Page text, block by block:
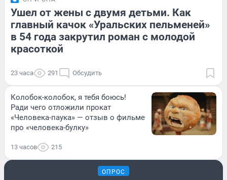
Ушел от жены с двумя детьми. Как
главный качок «Уральских пельменей»
в 54 года закрутил роман с молодой
красоткой
23 часа 291 Обсудить
Колобок-колобок, я тебя боюсь!
Ради чего отложили прокат
«Человека-паука» — отзыв о фильме
про «человека-булку»
13 часов 215
ОПРОС